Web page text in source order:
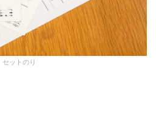
セットのり